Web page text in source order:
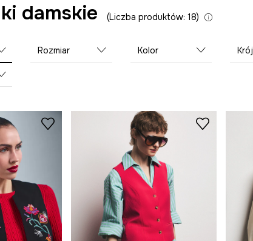
damskie Liczba produktów: 18
Rozmiar Kolor Krój